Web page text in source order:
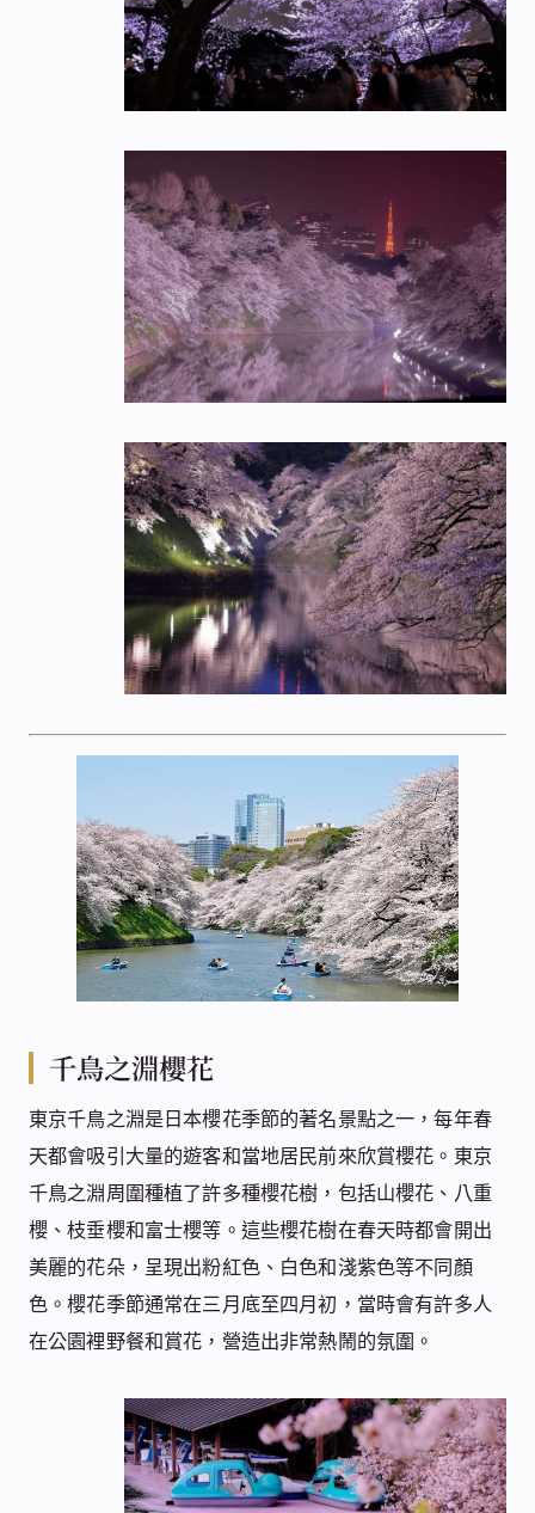
千鳥之淵櫻花
東京千鳥之淵是日本櫻花季節的著名景點之一，每年春
天都會吸引大量的遊客和當地居民前來欣賞櫻花。東京
千鳥之淵周圍種植了許多種櫻花樹，包括山櫻花、八重
櫻、枝垂櫻和富士櫻等。這些櫻花樹在春天時都會開出
美麗的花朵，呈現出粉紅色、白色和淺紫色等不同顏
色。櫻花季節通常在三月底至四月初，當時會有許多人
在公園裡野餐和賞花，營造出非常熱鬧的氛圍。